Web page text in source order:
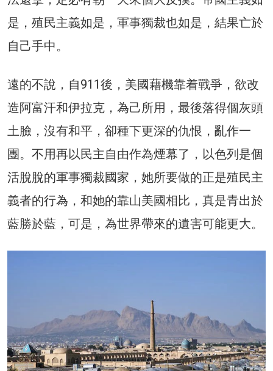
是，殖民主義如是，軍事獨裁也如是，結果亡於
自己手中。
遠的不說，自911後，美國藉機靠着戰爭，欲改
造阿富汗和伊拉克，為己所用，最後落得個灰頭
土臉，沒有和平，卻種下更深的仇恨，亂作一
團。不用再以民主自由作為煙幕了，以色列是個
活脫脫的軍事獨裁國家，她所要做的正是殖民主
義者的行為，和她的靠山美國相比，真是青出於
藍勝於藍，可是，為世界帶來的遺害可能更大。